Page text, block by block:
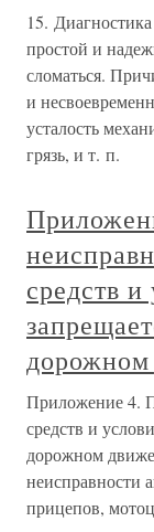
15.
простой и
сломаться.
и
усталость
грязь, и т. п.
средств
Приложение 4.
средств и
дорожном
неисправности
прицепов,